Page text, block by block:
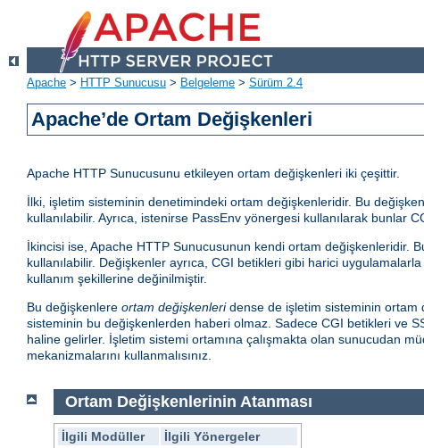
Apache > HTTP Sunucusu > Belgeleme > Sürüm 2.4
Apache’de Ortam Değişkenleri
Apache HTTP Sunucusunu etkileyen ortam değişkenleri iki çeşittir.
İlki, işletim sisteminin denetimindeki ortam değişkenleridir. Bu
kullanılabilir. Ayrıca, istenirse PassEnv yönergesi kullanılarak bunlar
İkincisi ise, Apache HTTP Sunucusunun kendi ortam değişkenleridir.
kullanılabilir. Değişkenler ayrıca, CGI betikleri gibi harici
kullanım şekillerine değinilmiştir.
Bu değişkenlere ortam değişkenleridense de işletim sisteminin ortam
sisteminin bu değişkenlerden haberi olmaz. Sadece CGI betikleri ve
haline gelirler. İşletim sistemi ortamına çalışmakta olan sunucudan
mekanizmalarını kullanmalısınız.
Ortam Değişkenlerinin Atanması
İlgili Modüller
İlgili Yönergeler